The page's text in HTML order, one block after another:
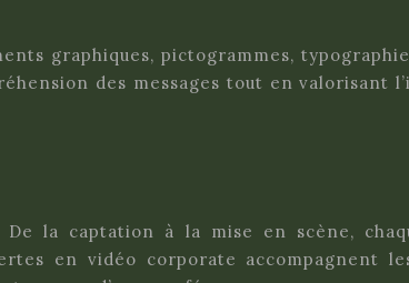
graphiques, pictogrammes,
des messages tout en valorisant
la captation à la mise en scène,
en vidéo corporate accompagnent